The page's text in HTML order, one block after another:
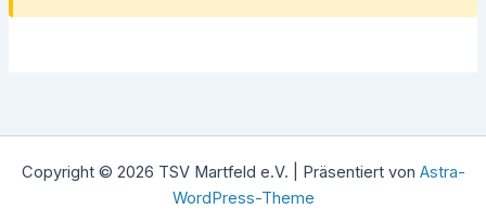
Copyright © 2026 TSV Martfeld e.V. | Präsentiert von Astra-
WordPress-Theme